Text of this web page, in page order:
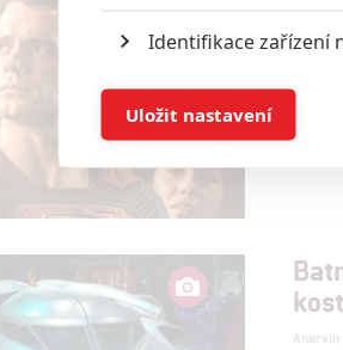
Anarvin
Identifikace zařízení
Ukládání a/nebo
Reklama založená
služeb
Udělením souhlasu s účely
Uložit nastavení